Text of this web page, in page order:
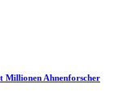
Millionen Ahnenforscher